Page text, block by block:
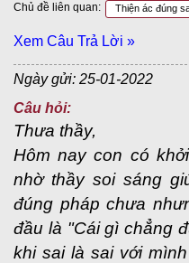
Chủ đề liên quan: Thiện ác đúng
Xem Câu Trả Lời »
Ngày gửi: 25-01-2022
Câu hỏi:
Thưa thầy,
Hôm nay con có
nhờ thầy soi sáng
đúng pháp chưa
đầu là "Cái gì chẳng
khi sai là sai với